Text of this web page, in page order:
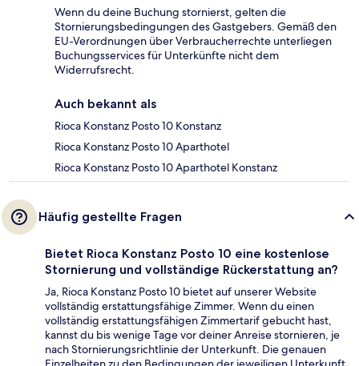
Wenn du deine Buchung stornierst, gelten die
Stornierungsbedingungen des Gastgebers. Gemäß den
EU-Verordnungen über Verbraucherrechte unterliegen
Buchungsservices für Unterkünfte nicht dem
Widerrufsrecht.
Auch bekannt als
Rioca Konstanz Posto 10 Konstanz
Rioca Konstanz Posto 10 Aparthotel
Rioca Konstanz Posto 10 Aparthotel Konstanz
Häufig gestellte Fragen
Bietet Rioca Konstanz Posto 10 eine kostenlose
Stornierung und vollständige Rückerstattung an?
Ja, Rioca Konstanz Posto 10 bietet auf unserer Website
vollständig erstattungsfähige Zimmer. Wenn du einen
vollständig erstattungsfähigen Zimmertarif gebucht hast,
kannst du bis wenige Tage vor deiner Anreise stornieren, je
nach Stornierungsrichtlinie der Unterkunft. Die genauen